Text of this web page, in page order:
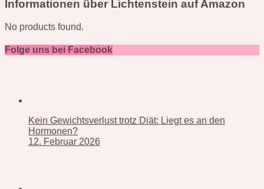
Informationen über Lichtenstein auf Amazon
No products found.
Folge uns bei Facebook
Kein Gewichtsverlust trotz Diät: Liegt es an den
Hormonen?
12. Februar 2026